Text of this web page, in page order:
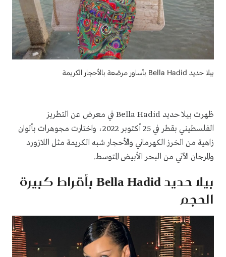
بيلا حديد Bella Hadid بأساور مرصّعة بالأحجار الكريمة
ظهرت بيلا حديد Bella Hadid في معرض عن التطريز
الفلسطيني بقطر في 25 أكتوبر 2022، واختارت مجوهرات بألوان
زاهية من الخرز الكهرماني والأحجار شبه الكريمة مثل اللازورد
والمرجان الآتي من البحر الأبيض المتوسط.
بيلا حديد Bella Hadid بأقراط كبيرة
الحجم